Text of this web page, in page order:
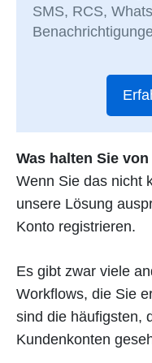
SMS, RCS,
Was halten Sie
Wenn Sie das nicht
unsere Lösung
Konto registrieren.
Es gibt zwar viele
Workflows, die Sie
sind die häufigsten,
Kundenkonten